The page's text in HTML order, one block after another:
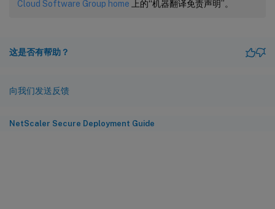
    Done
Cloud Software Group home 上的“机器翻译免责声明”。
这是否有帮助？
向我们发送反馈
NetScaler Secure Deployment Guide